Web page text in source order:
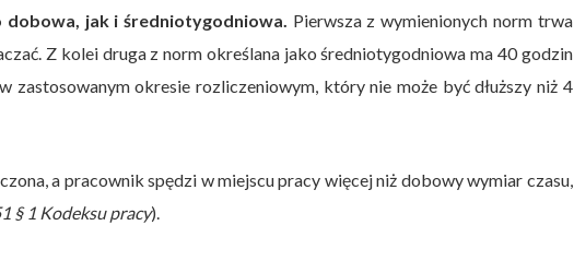
dobowa, jak i średniotygodniowa. Pierwsza z wymienionych norm trwa
Z kolei druga z norm określana jako średniotygodniowa ma 40 godzin
zastosowanym okresie rozliczeniowym, który nie może być dłuższy niż 4
a pracownik spędzi w miejscu pracy więcej niż dobowy wymiar czasu,
§ 1 Kodeksu pracy).